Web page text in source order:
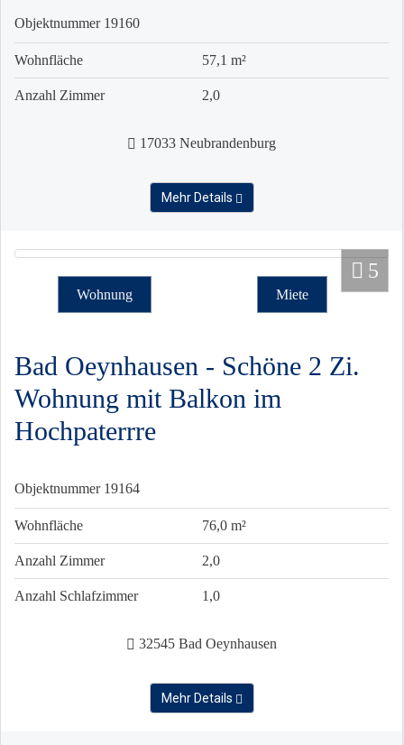
Objektnummer 19160
Wohnfläche 57,1 m²
Anzahl Zimmer 2,0
17033 Neubrandenburg
Mehr Details
5
Wohnung Miete
Bad Oeynhausen - Schöne 2 Zi.
Wohnung mit Balkon im
Hochpaterrre
Objektnummer 19164
Wohnfläche 76,0 m²
Anzahl Zimmer 2,0
Anzahl Schlafzimmer 1,0
32545 Bad Oeynhausen
Mehr Details